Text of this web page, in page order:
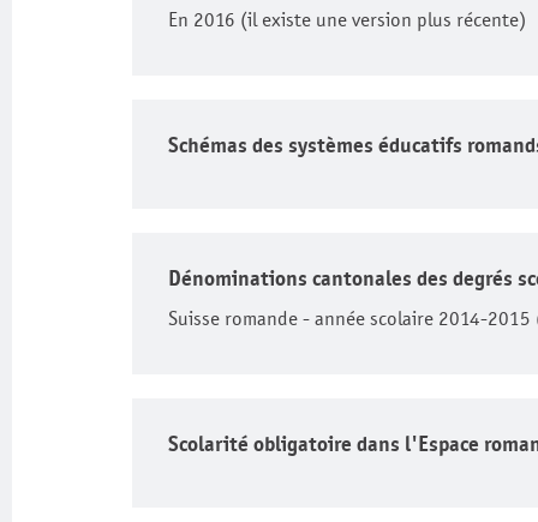
En 2016 (il existe une version plus récente)
Schémas des systèmes éducatifs
Dénominations cantonales des degrés
Suisse romande - année scolaire 2014-
Scolarité obligatoire dans l'Espace